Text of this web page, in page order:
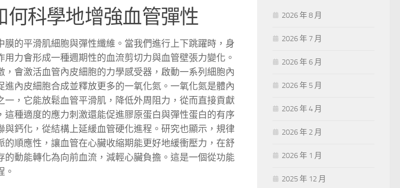
何科學地增強血管彈性
膜的平滑肌細胞與彈性纖維。當我們進行上下跳躍時，身
用力會形成一種週期性的血流剪切力與血管壁張力變化。
，會激活血管內皮細胞的力學感受器，啟動一系列細胞內
進內皮細胞合成並釋放更多的一氧化氮。一氧化氮是體內
一，它能放鬆血管平滑肌，降低外周阻力，從而直接貢獻
這種適度的應力刺激還能促進膠原蛋白與彈性蛋白的有序
與鈣化，從結構上延緩血管硬化進程。研究也顯示，規律
的順應性，讓血管在心臟收縮期能更好地緩衝壓力，在舒
的動能轉化為向前血流，減輕心臟負擔。這是一個從功能
。
2026 年 8 月
2026 年 7 月
2026 年 6 月
2026 年 5 月
2026 年 4 月
2026 年 2 月
2026 年 1 月
2025 年 12 月